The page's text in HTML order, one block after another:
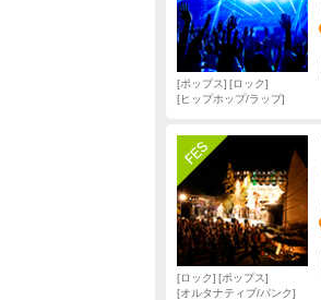
ポップス
ロック
ヒップホップ/ラップ
ロック
ポップス
オルタナティブ/パンク